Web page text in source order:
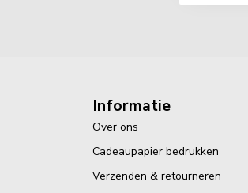
Informatie
Over ons
Cadeaupapier bedrukken
Verzenden & retourneren